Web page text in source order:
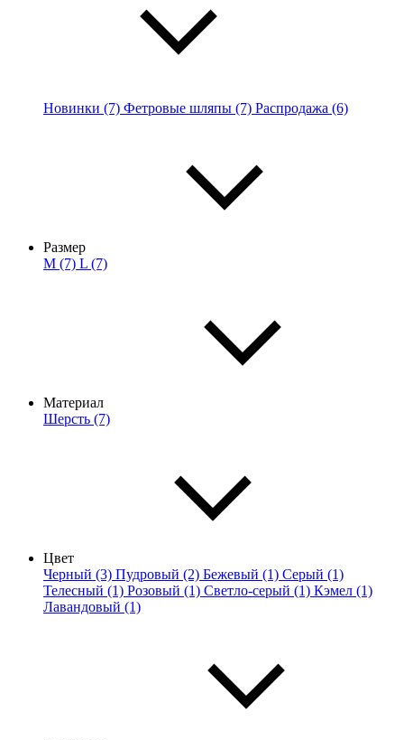
Новинки (7) Фетровые шляпы (7) Распродажа (6)
Размер
M (7) L (7)
Материал
Шерсть (7)
Цвет
Черный (3) Пудровый (2) Бежевый (1) Серый (1)
Телесный (1) Розовый (1) Светло-серый (1) Кэмел (1)
Лавандовый (1)